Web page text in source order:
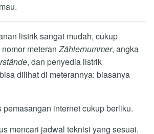
listrik sangat mudah, cukup
meteranZählernummer, angka
, dan penyedia listrik
dilihat di meterannya: biasanya
internet cukup berliku.
mencari jadwal teknisi yang sesuai.